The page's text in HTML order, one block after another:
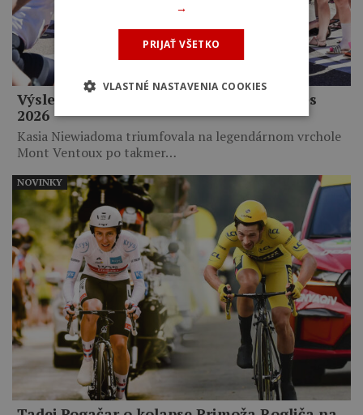
Výsledky 7. etapy Tour de France Femmes
2026
Kasia Niewiadoma triumfovala na legendárnom vrchole
Mont Ventoux po takmer…
NOVINKY
→
PRIJAŤ VŠETKO
VLASTNÉ NASTAVENIA COOKIES